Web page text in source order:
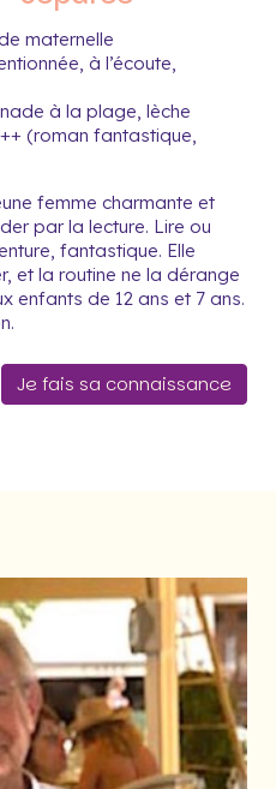
maternelle
à l’écoute,
à la plage, lèche
(roman fantastique,
femme charmante et
par la lecture. Lire ou
fantastique. Elle
et la routine ne la dérange
enfants de 12 ans et 7 ans.
Je fais sa connaissance